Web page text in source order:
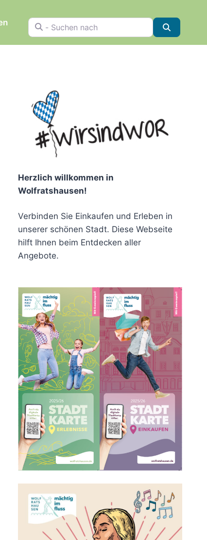
- Suchen nach
Herzlich willkommen in
Wolfratshausen!
Verbinden Sie Einkaufen und Erleben in
unserer schönen Stadt. Diese Webseite
hilft Ihnen beim Entdecken aller
Angebote.